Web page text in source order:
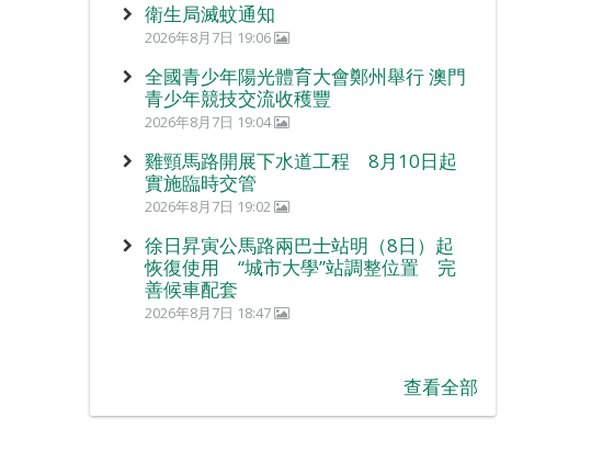
衛生局滅蚊通知
2026年8月7日 19:06
全國青少年陽光體育大會鄭州舉行 澳門
青少年競技交流收穫豐
2026年8月7日 19:04
雞頸馬路開展下水道工程 8月10日起
實施臨時交管
2026年8月7日 19:02
徐日昇寅公馬路兩巴士站明（8日）起
恢復使用 “城市大學”站調整位置 完
善候車配套
2026年8月7日 18:47
查看全部